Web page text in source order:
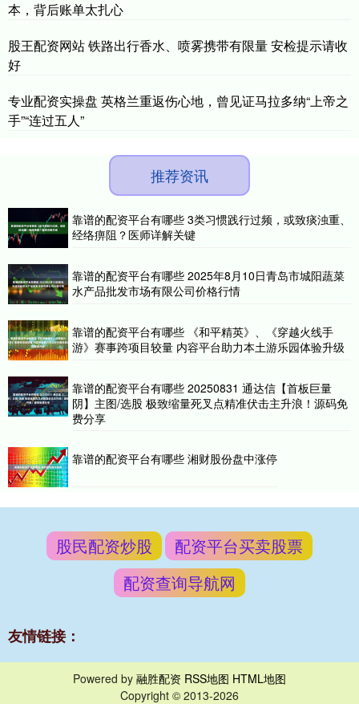
本，背后账单太扎心
股王配资网站 铁路出行香水、喷雾携带有限量 安检提示请收
好
专业配资实操盘 英格兰重返伤心地，曾见证马拉多纳“上帝之
手”“连过五人”
推荐资讯
靠谱的配资平台有哪些 3类习惯践行过频，或致痰浊重、
经络痹阻？医师详解关键
靠谱的配资平台有哪些 2025年8月10日青岛市城阳蔬菜
水产品批发市场有限公司价格行情
靠谱的配资平台有哪些 《和平精英》、《穿越火线手
游》赛事跨项目较量 内容平台助力本土游乐园体验升级
靠谱的配资平台有哪些 20250831 通达信【首板巨量
阴】主图/选股 极致缩量死叉点精准伏击主升浪！源码免
费分享
靠谱的配资平台有哪些 湘财股份盘中涨停
股民配资炒股
配资平台买卖股票
配资查询导航网
友情链接：
Powered by 融胜配资 RSS地图 HTML地图
Copyright © 2013-2026